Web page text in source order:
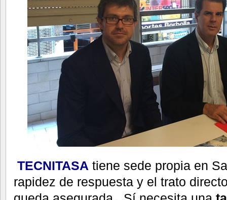
TECNITASA tiene sede propia en
rapidez de respuesta y el trato